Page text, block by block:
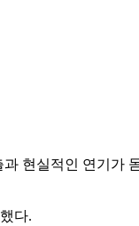
현실적인 연기가
다.